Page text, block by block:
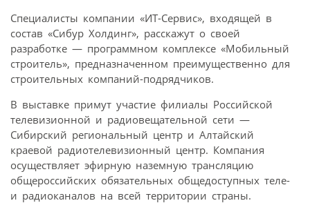
Специалисты компании «ИТ-Сервис», входящей в
состав «Сибур Холдинг», расскажут о своей
разработке — программном комплексе «Мобильный
строитель», предназначенном преимущественно для
строительных компаний-подрядчиков.
В выставке примут участие филиалы Российской
телевизионной и радиовещательной сети —
Сибирский региональный центр и Алтайский
краевой радиотелевизионный центр. Компания
осуществляет эфирную наземную трансляцию
общероссийских обязательных общедоступных теле-
и радиоканалов на всей территории страны.